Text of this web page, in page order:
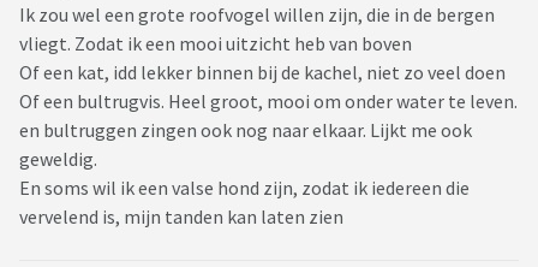
Ik zou wel een grote roofvogel willen zijn, die in de bergen
vliegt. Zodat ik een mooi uitzicht heb van boven
Of een kat, idd lekker binnen bij de kachel, niet zo veel doen
Of een bultrugvis. Heel groot, mooi om onder water te leven.
en bultruggen zingen ook nog naar elkaar. Lijkt me ook
geweldig.
En soms wil ik een valse hond zijn, zodat ik iedereen die
vervelend is, mijn tanden kan laten zien